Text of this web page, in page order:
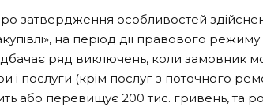
затвердження особливостей
на період дії правового
ряд виключень, коли замовник
послуги (крім послуг з поточного
або перевищує 200 тис. гривень, та